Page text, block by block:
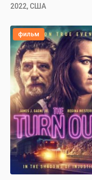
2022, США
фильм